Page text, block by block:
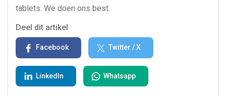
tablets. We doen ons best.
Deel dit artikel
Facebook Twitter / X
LinkedIn Whatsapp